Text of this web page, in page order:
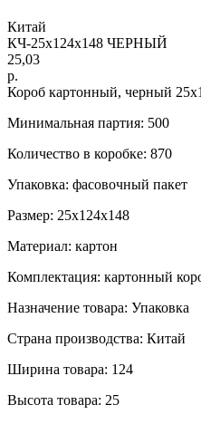
Китай
КЧ-25х124х148 ЧЕРНЫЙ
25,03
р.
Короб картонный, черный
Минимальная партия: 500
Количество в коробке: 870
Упаковка: фасовочный пакет
Размер: 25х124х148
Материал: картон
Комплектация: картонный
Назначение товара: Упаковка
Страна производства: Китай
Ширина товара: 124
Высота товара: 25